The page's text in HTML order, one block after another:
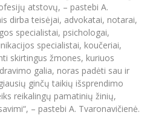
atstovų, – pastebi A.
dirba teisėjai, advokatai, notarai,
specialistai, psichologai,
specialistai, koučeriai,
skirtingus žmones, kuriuos
galia, noras padėti sau ir
ginčų taikių išsprendimo
reikalingų pamatinių žinių,
– pastebi A. Tvaronavičienė.